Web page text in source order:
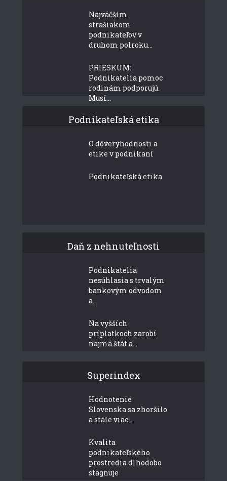
Najväčším
strašiakom
podnikateľov v
druhom polroku...
PRIESKUM:
Podnikatelia pomoc
rodinám podporujú.
Musí...
Podnikateľská etika
O dôveryhodnosti a
etike v podnikaní
Podnikateľská etika
Daň z nehnuteľnosti
Podnikatelia
nesúhlasia s trvalým
bankovým odvodom
a...
Na vyšších
príplatkoch zarobí
najmä štát a...
Superindex
Hodnotenie
Slovenska sa zhoršilo
a stále viac...
Kvalita
podnikateľského
prostredia dlhodobo
stagnuje